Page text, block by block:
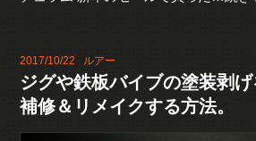
2017/10/22 ルアー
ジグや鉄板バイブの塗装剥
補修＆リメイクする方法。